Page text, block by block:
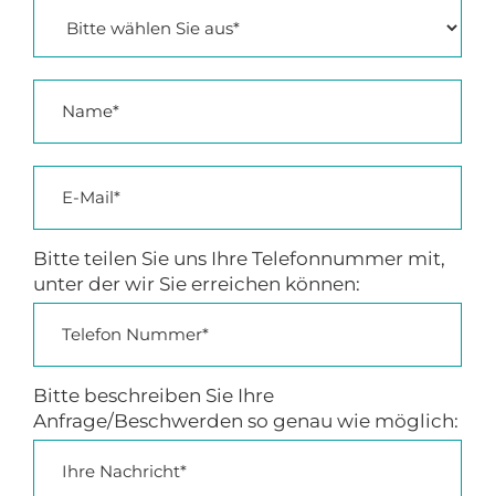
Bitte teilen Sie uns Ihre Telefonnummer mit,
unter der wir Sie erreichen können:
Bitte beschreiben Sie Ihre
Anfrage/Beschwerden so genau wie möglich: